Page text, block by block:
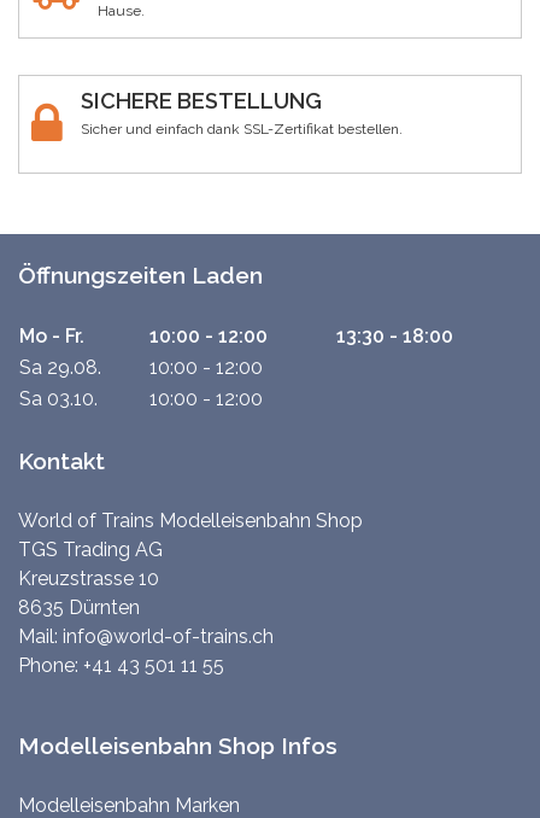
Hause.
SICHERE BESTELLUNG
Sicher und einfach dank SSL-Zertifikat bestellen.
Öffnungszeiten Laden
Mo - Fr. 10:00 - 12:00
13:30 - 18:00
Sa 29.08.
10:00 - 12:00
Sa 03.10.
10:00 - 12:00
Kontakt
World of Trains Modelleisenbahn Shop
TGS Trading AG
Kreuzstrasse 10
8635 Dürnten
Mail: info@world-of-trains.ch
Phone: +41 43 501 11 55
Modelleisenbahn Shop Infos
Modelleisenbahn Marken